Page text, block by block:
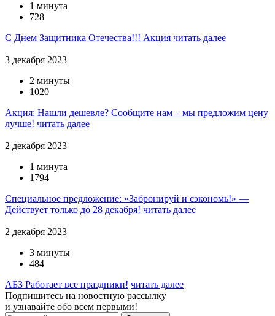
1 минута
728
С Днем Защитника Отечества!!! Акция читать далее
3 декабря 2023
2 минуты
1020
Акция: Нашли дешевле? Сообщите нам – мы предложим цену
лучше! читать далее
2 декабря 2023
1 минута
1794
Специальное предложение: «Забронируй и сэкономь!» —
Действует только до 28 декабря! читать далее
2 декабря 2023
3 минуты
484
АБЗ Работает все праздники! читать далее
Подпишитесь на новостную рассылку
и узнавайте обо всем первыми!